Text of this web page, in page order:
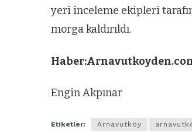
yeri inceleme ekipleri
morga kaldırıldı.
Engin Akpınar
Etiketler: Arnavutköy